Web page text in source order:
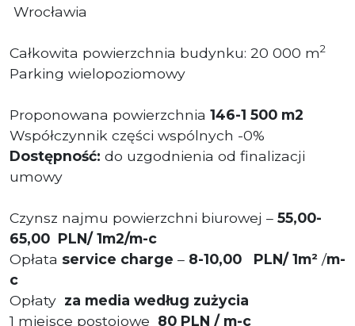
Wrocławia
Całkowita powierzchnia budynku: 20 000 m2
Parking wielopoziomowy
Proponowana powierzchnia 146-1 500 m2
Współczynnik części wspólnych -0%
Dostępność: do uzgodnienia od finalizacji
umowy
Czynsz najmu powierzchni biurowej – 55,00-
65,00 PLN/ 1m2/m-c
Opłata service charge – 8-10,00 PLN/ 1m² /m-
c
Opłaty za media według zużycia
1 miejsce postojowe 80 PLN / m-c